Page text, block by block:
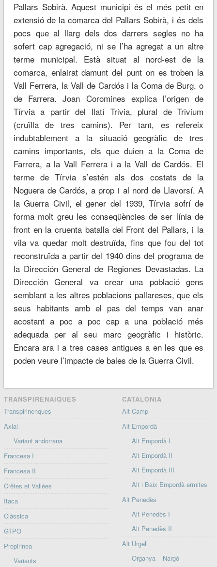
Pallars Sobirà. Aquest municipi és el més petit en
extensió de la comarca del Pallars Sobirà, i és dels
pocs que al llarg dels dos darrers segles no ha
sofert cap agregació, ni se l’ha agregat a un altre
terme municipal. Està situat al nord-est de la
comarca, enlairat damunt del punt on es troben la
Vall Ferrera, la Vall de Cardós i la Coma de Burg, o
de Farrera. Joan Coromines explica l’origen de
Tírvia a partir del llatí Trivia, plural de Trivium
(cruïlla de tres camins). Per tant, es refereix
indubtablement a la situació geogràfic de tres
camins importants, els que duien a la Coma de
Farrera, a la Vall Ferrera i a la Vall de Cardós. El
terme de Tírvia s’estén als dos costats de la
Noguera de Cardós, a prop i al nord de Llavorsí. A
la Guerra Civil, el gener del 1939, Tírvia sofrí de
forma molt greu les conseqüències de ser línia de
front en la cruenta batalla del Front del Pallars, i la
vila va quedar molt destruïda, fins que fou del tot
reconstruïda a partir del 1940 dins del programa de
la Dirección General de Regiones Devastadas. La
Dirección General va crear una població gens
semblant a les altres poblacions pallareses, que els
seus habitants amb el pas del temps van anar
acostant a poc a poc cap a una població més
adequada per al seu marc geogràfic i històric.
Encara ara i a tres cases antigues a en les que es
poden veure l’impacte de bales de la Guerra Civil.
TRANSPIRENAIQUES
Transpirinenques
Axial
Variant andorrana
Francesa I
Francesa II
Crêtes et Vallées
Itaca
Clàssica
GTPO
Prepirinea
Variants
CATALONIA
Alt Camp
Alt Empordà
Alt Empordà I
Alt Empordà II
Alt Empordà III
Alt i Baix Empordà ermites
Alt Penedès
Alt Penedès I
Alt Penedès II
Alt Urgell
Organya – Nargó